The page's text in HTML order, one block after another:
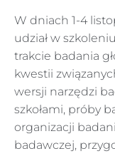
W dniach 1-4
udział w
trakcie badania
kwestii
wersji narzędzi
szkołami, próby
organizacji
badawczej,